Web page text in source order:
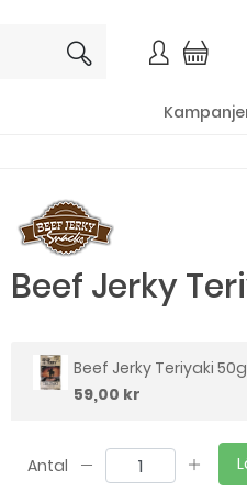
Beef Jerky
Beef Jerky Teriyaki 50g
59,00 kr
Antal